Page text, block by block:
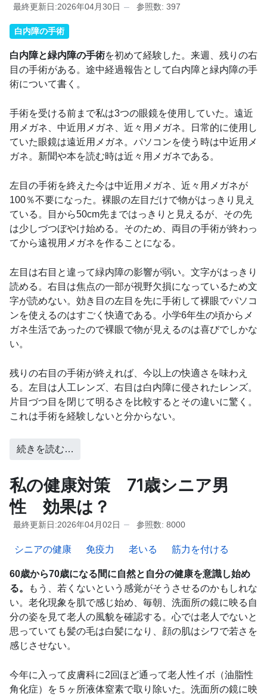
最終更新日:2026年04月30日 参照数: 397
白内障の手術
白内障と緑内障の手術を初めて経験した。来週、残りの右
目の手術がある。途中経過報告として白内障と緑内障の手
術について書く。
手術を受ける前まで私は3つの眼鏡を使用していた。遠近
用メガネ、中近用メガネ、近々用メガネ。日常的に使用し
ていた眼鏡は遠近用メガネ。パソコンを使う時は中近用メ
ガネ。新聞や本を読む時は近々用メガネである。
左目の手術を終えた今は中近用メガネ、近々用メガネが
100％不要になった。裸眼の左目だけで物がはっきり見え
ている。目から50cm先まではっきりと見えるが、その先
は少しづつぼやけ始める。そのため、両目の手術が終わっ
てから遠視用メガネを作ることになる。
左目は右目と違って緑内障の影響が弱い。文字がはっきり
読める。右目は焦点の一部が視野欠損になっているため文
字が読めない。効き目の左目を先に手術して裸眼でパソコ
ンを使えるのはすごく快適である。小学6年生の頃からメ
ガネ生活であったので裸眼で物が見えるのは喜びでしかな
い。
残りの右目の手術が終えれば、今以上の快適さを味わえ
る。左目は人工レンズ、右目は白内障に侵されたレンズ。
片目づつ目を閉じて明るさを比較するとその違いに驚く。
これは手術を経験しないと分からない。
続きを読む…
私の健康対策 71歳シニア男
性 効果は？
最終更新日:2026年04月02日 参照数: 8000
シニアの健康 免疫力 老いる 筋力を付ける
60歳から70歳になる間に自然と自分の健康を意識し始め
る。
もう、若くないという感覚がそうさせるのかもしれな
い。老化現象を肌で感じ始め、毎朝、洗面所の鏡に映る自
分の姿を見て老人の風貌を確認する。心では老人でないと
思っていても髪の毛は白髪になり、顔の肌はシワで若さを
感じさせない。
今年に入って皮膚科に2回ほど通って老人性イボ（油脂性
角化症）を５ヶ所液体窒素で取り除いた。洗面所の鏡に映